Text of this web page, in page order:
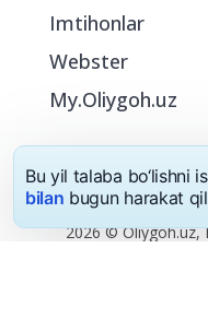
Imtihonlar
Webster
My.Oliygoh.uz
2026 © Oliygoh.uz,
Bu yil talaba bo‘lishni
bilan bugun harakat